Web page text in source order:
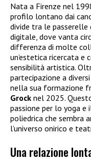
Nata a Firenze nel
profilo lontano dai
divide tra le passerelle
digitale, dove vanta
differenza di molte
un’estetica ricercata
sensibilità artistica.
partecipazione a
nella sua formazione
Grock nel 2025.
passione per lo yoga
poliedrica che sembra
l’universo onirico e
Una relazione